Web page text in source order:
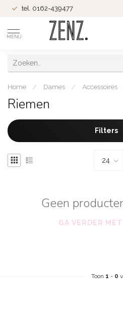
tel. 0162-439477
MENU
Home / Dames / Accessoires
Riemen
Filters
Geen
GA VERDER
Toon 1 - 0